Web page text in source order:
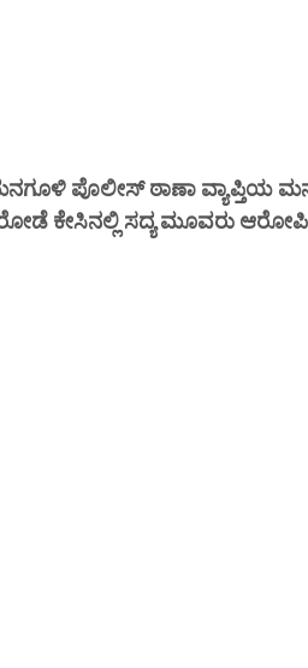
ಪೊಲೀಸ್ ಠಾಣಾ ವ್ಯಾಪ್ತಿಯ
ಕೇಸಿನಲ್ಲಿ ಸದ್ಯ ಮೂವರು